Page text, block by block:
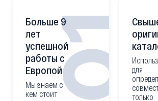
01
Больше 9
лет
успешной
работы с
Европой
Мы знаем с
кем стоит
для
только